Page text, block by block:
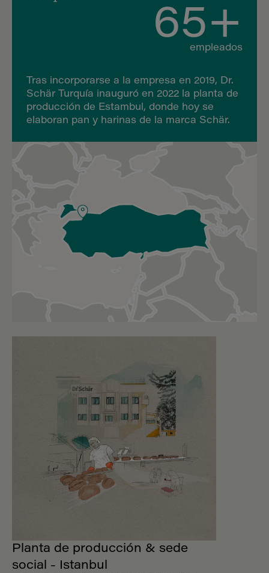
65+
empleados
Tras incorporarse a la empresa en 2019, Dr.
Schär Turquía inauguró en 2022 la planta de
producción de Estambul, donde hoy se
elaboran pan y harinas de la marca Schär.
Planta de producción & sede
social - Istanbul